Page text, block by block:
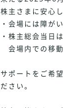
株主さまに安心
・会場には障が
・株主総会当日
会場内での移
サポートをご希
ださい。